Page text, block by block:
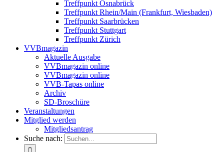
Treffpunkt Osnabrück
Treffpunkt Rhein/Main (Frankfurt, Wiesbaden)
Treffpunkt Saarbrücken
Treffpunkt Stuttgart
Treffpunkt Zürich
VVBmagazin
Aktuelle Ausgabe
VVBmagazin online
VVBmagazin online
VVB-Tapas online
Archiv
SD-Broschüre
Veranstaltungen
Mitglied werden
Mitgliedsantrag
Suche nach: